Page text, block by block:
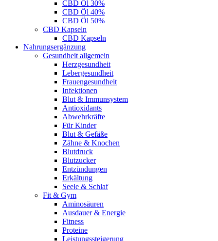
CBD Öl 30%
CBD Öl 40%
CBD Öl 50%
CBD Kapseln
CBD Kapseln
Nahrungsergänzung
Gesundheit allgemein
Herzgesundheit
Lebergesundheit
Frauengesundheit
Infektionen
Blut & Immunsystem
Antioxidants
Abwehrkräfte
Für Kinder
Blut & Gefäße
Zähne & Knochen
Blutdruck
Blutzucker
Entzündungen
Erkältung
Seele & Schlaf
Fit & Gym
Aminosäuren
Ausdauer & Energie
Fitness
Proteine
Leistungssteigerung